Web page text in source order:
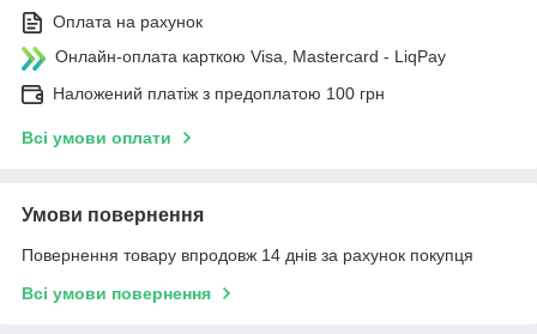
Оплата на рахунок
Онлайн-оплата карткою Visa, Mastercard - LiqPay
Наложений платіж з предоплатою 100 грн
Всі умови оплати
Умови повернення
Повернення товару впродовж 14 днів за рахунок покупця
Всі умови повернення